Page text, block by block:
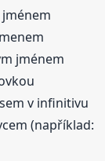
jménem
v infinitivu
(například: